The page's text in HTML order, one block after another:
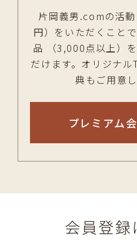
片岡義男.comの活
円）をいただくこと
品 （3,000点以上）
だけます。オリジナ
典もご用意し
プレミアム
会員登録